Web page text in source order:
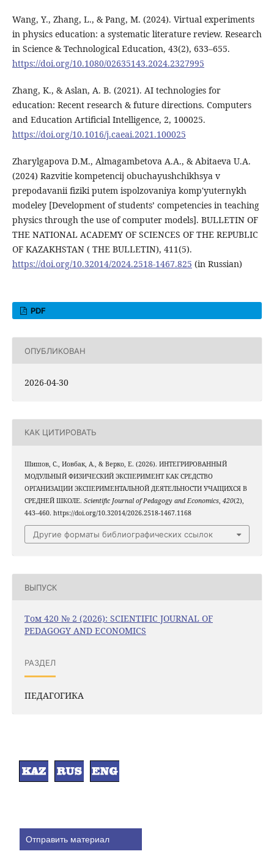
Wang, Y., Zhang, L., & Pang, M. (2024). Virtual experiments
in physics education: a systematic literature review. Research
in Science & Technological Education, 43(2), 633–655.
https://doi.org/10.1080/02635143.2024.2327995
Zhang, K., & Aslan, A. B. (2021). AI technologies for
education: Recent research & future directions. Computers
and Education Artificial Intelligence, 2, 100025.
https://doi.org/10.1016/j.caeai.2021.100025
Zharylgapova D.M., Almagambetova A.A., & Abitaeva U.A.
(2024) Razvitie kompetencij obuchayushchikhsya v
prepodavanii fiziki putem ispolzovaniya komp'yuternykh
modeley [Development of students’ competencies in teaching
physics through the use of computer models]. BULLETIN OF
THE NATIONAL ACADEMY OF SCIENCES OF THE REPUBLIC
OF KAZAKHSTAN ( THE BULLETIN), 411(5).
https://doi.org/10.32014/2024.2518-1467.825 (in Russian)
PDF
ОПУБЛИКОВАН
2026-04-30
КАК ЦИТИРОВАТЬ
Шишов, С., Иовбак, А., & Верко, Е. (2026). ИНТЕГРИРОВАННЫЙ
МОДУЛЬНЫЙ ФИЗИЧЕСКИЙ ЭКСПЕРИМЕНТ КАК СРЕДСТВО
ОРГАНИЗАЦИИ ЭКСПЕРИМЕНТАЛЬНОЙ ДЕЯТЕЛЬНОСТИ УЧАЩИХСЯ В
СРЕДНЕЙ ШКОЛЕ. Scientific Journal of Pedagogy and Economics, 420(2),
443–460. https://doi.org/10.32014/2026.2518-1467.1168
Другие форматы библиографических ссылок
ВЫПУСК
Том 420 № 2 (2026): SCIENTIFIC JOURNAL OF
PEDAGOGY AND ECONOMICS
РАЗДЕЛ
ПЕДАГОГИКА
Отправить материал